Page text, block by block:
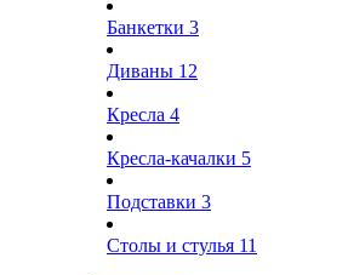
Банкетки 3
Диваны 12
Кресла 4
Кресла-качалки 5
Подставки 3
Столы и стулья 11